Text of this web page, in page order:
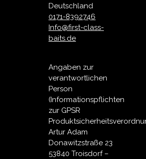
Deutschland
0171-8392746
Info@first-class-
baits.de
Angaben zur
verantwortlichen
Person
(Informationspflichten
zur GPSR
Artur Adam
Donawitzstraße 23
53840 Troisdorf –